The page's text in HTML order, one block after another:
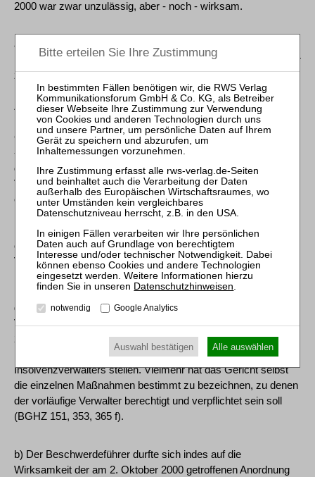
2000 war zwar unzulässig, aber - noch - wirksam.
a) Die pauschale gerichtliche Ermächtigung des vorläufigen
Insolvenzverwalters, mit rechtlicher Wirkung für den Schuldner
zu handeln, ist unzulässig. Der vorläufige schwache
Insolvenzverwalter darf, wenn zugleich ein allgemeiner
Zustimmungsvorbehalt (§ 22 Abs. 2 Nr. 2 Fall 2 InsO) erlassen
ist, zugleich dazu ermächtigt werden, über bestimmte
Gegenstände des Schuldnervermögens zu verfügen. Er kann
- ohne begleitendes allgemeines Verfügungsverbot - auch
dazu ermächtigt werden, einzelne im voraus genau festgelegte
Verpflichtungen zu Lasten der späteren Insolvenzmasse
einzugehen, soweit dies für eine erfolgreiche Verwaltung nötig
ist. Müssen dazu nur einzelne Masseverbindlichkeiten von
begrenztem Umfang begründet werden, ist deswegen nicht
ohne weiteres der Erlaß eines allgemeinen
Verfügungsverbotes nach § 22 Abs. 1 InsO erforderlich. Das
Insolvenzgericht darf nach § 22 Abs. 2 InsO die Pflichten und
Befugnisse des schwachen vorläufigen Insolvenzverwalters
grundsätzlich bis hin zur Grenze des mit einem begleitenden
Verfügungsverbot bestellten starken vorläufigen Verwalters (§
22 Abs. 1 InsO) ausdehnen. Es darf die Befugnisse jedoch
nicht - wie hier geschehen - in das Ermessen des schwachen
Insolvenzverwalters stellen. Vielmehr hat das Gericht selbst
die einzelnen Maßnahmen bestimmt zu bezeichnen, zu denen
der vorläufige Verwalter berechtigt und verpflichtet sein soll
(BGHZ 151, 353, 365 f).
b) Der Beschwerdeführer durfte sich indes auf die
Wirksamkeit der am 2. Oktober 2000 getroffenen Anordnung
Datenschutzhinweisen
notwendig Google Analytics
Auswahl bestätigen Alle auswählen